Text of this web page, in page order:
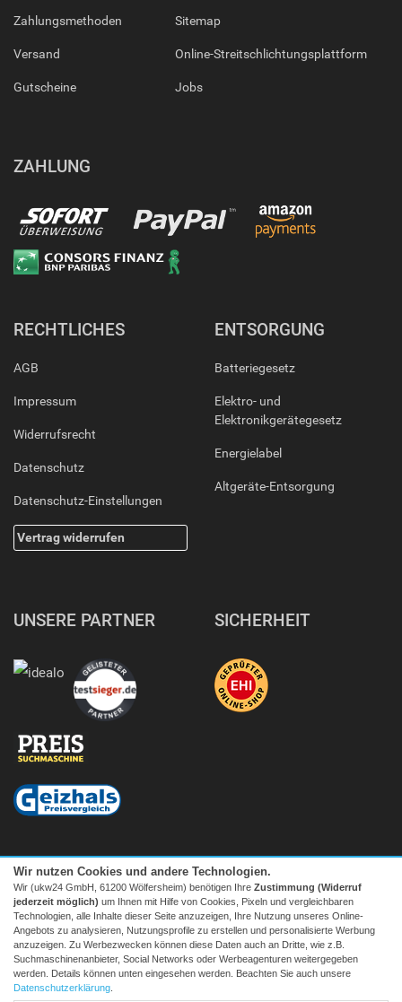
Zahlungsmethoden
Versand
Gutscheine
Sitemap
Online-Streitschlichtungsplattform
Jobs
ZAHLUNG
RECHTLICHES
AGB
Impressum
Widerrufsrecht
Datenschutz
Datenschutz-Einstellungen
Vertrag widerrufen
ENTSORGUNG
Batteriegesetz
Elektro- und
Elektronikgerätegesetz
Energielabel
Altgeräte-Entsorgung
UNSERE PARTNER SICHERHEIT
Facebook| twitter
Wir nutzen Cookies und andere Technologien.
Wir (ukw24 GmbH, 61200 Wölfersheim) benötigen Ihre Zustimmung (Widerruf
jederzeit möglich) um Ihnen mit Hilfe von Cookies, Pixeln und vergleichbaren
Technologien, alle Inhalte dieser Seite anzuzeigen, Ihre Nutzung unseres Online-
Angebots zu analysieren, Nutzungsprofile zu erstellen und personalisierte Werbung
anzuzeigen. Zu Werbezwecken können diese Daten auch an Dritte, wie z.B.
Suchmaschinenanbieter, Social Networks oder Werbeagenturen weitergegeben
werden. Details können unten eingesehen werden. Beachten Sie auch unsere
Datenschutzerklärung